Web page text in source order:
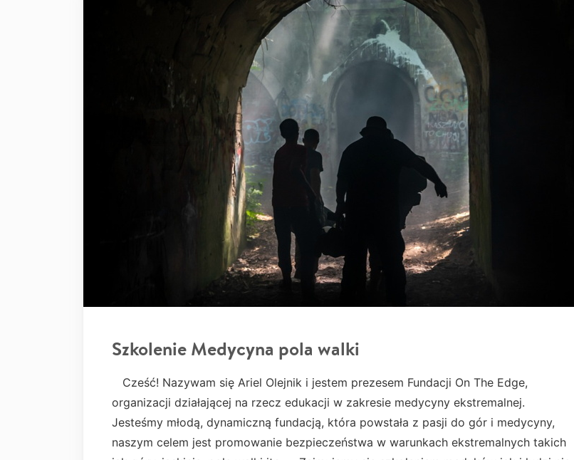
Szkolenie Medycyna pola walki
Cześć! Nazywam się Ariel Olejnik i jestem prezesem Fundacji On The Edge,
organizacji działającej na rzecz edukacji w zakresie medycyny ekstremalnej.
Jesteśmy młodą, dynamiczną fundacją, która powstała z pasji do gór i medycyny,
naszym celem jest promowanie bezpieczeństwa w warunkach ekstremalnych takich